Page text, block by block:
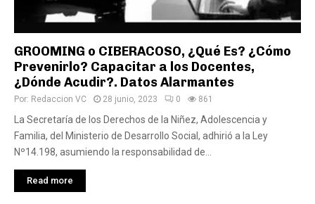
GROOMING o CIBERACOSO, ¿Qué Es? ¿Cómo
Prevenirlo? Capacitar a los Docentes,
¿Dónde Acudir?. Datos Alarmantes
Por: Redaccion VC 28 junio, 2023 0 861
La Secretaría de los Derechos de la Niñez, Adolescencia y
Familia, del Ministerio de Desarrollo Social, adhirió a la Ley
Nº14.198, asumiendo la responsabilidad de...
Read more